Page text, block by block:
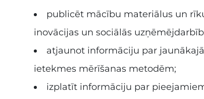
publicēt mācību materiālus un
inovācijas un sociālās
atjaunot informāciju par
ietekmes mērīšanas metodēm;
izplatīt informāciju par